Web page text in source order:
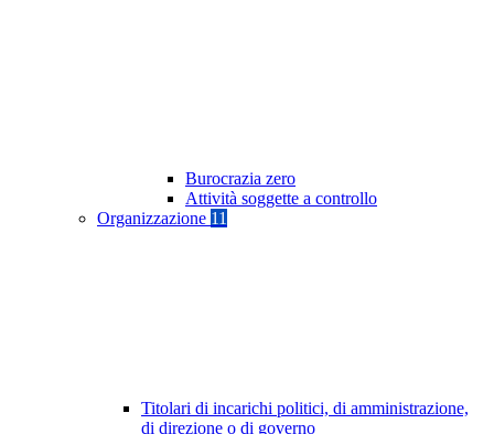
Burocrazia zero
Attività soggette a controllo
Organizzazione 11
Titolari di incarichi politici, di amministrazione,
di direzione o di governo